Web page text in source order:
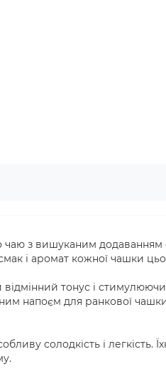
з вишуканим додаванням
і аромат кожної чашки
тонус і
напоєм для ранкової
солодкість і легкість.